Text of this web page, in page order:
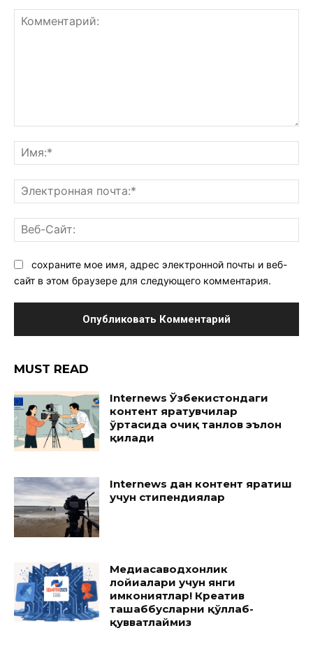
сохраните мое имя, адрес электронной почты и веб-
сайт в этом браузере для следующего комментария.
MUST READ
Internews Ўзбекистондаги
контент яратувчилар
ўртасида очиқ танлов эълон
қилади
Internews дан контент яратиш
учун стипендиялар
Медиасаводхонлик
лойиҳалари учун янги
имкониятлар! Креатив
ташаббусларни қўллаб-
қувватлаймиз